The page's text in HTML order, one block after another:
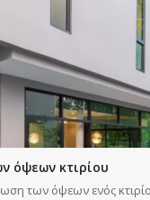
όψεων κτιρίου
των όψεων ενός